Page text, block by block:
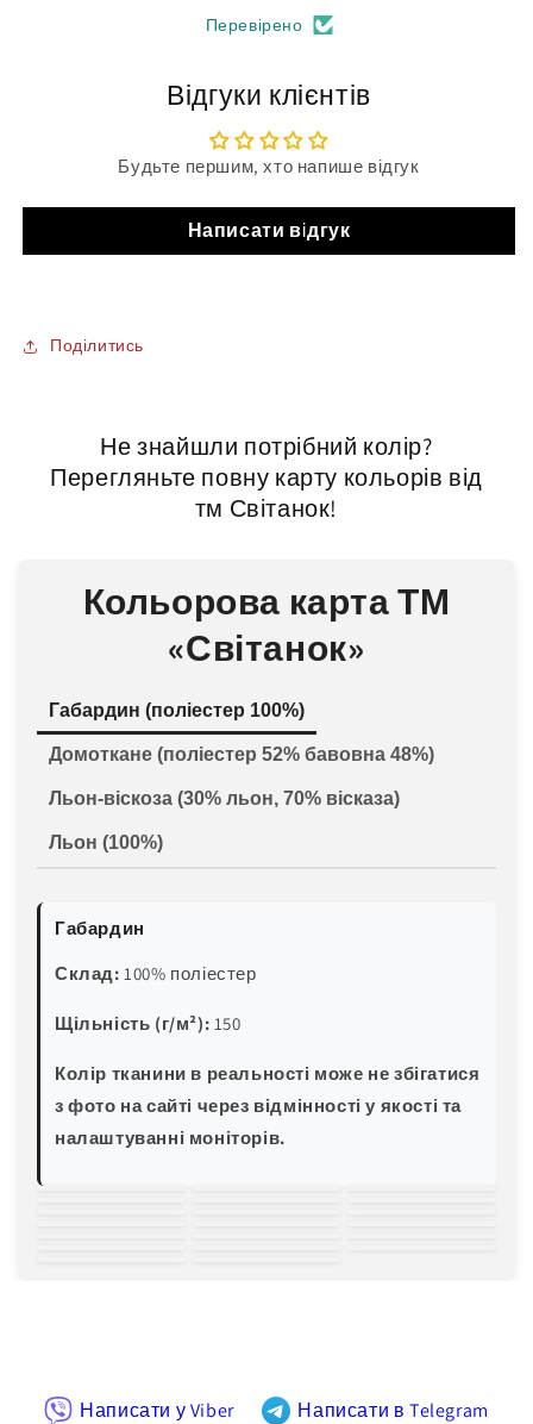
Перевірено
Відгуки клієнтів
Будьте першим, хто напише відгук
Написати відгук
Поділитись
Не знайшли потрібний колір?
Перегляньте повну карту кольорів від
тм Світанок!
Кольорова карта ТМ
«Світанок»
Габардин (поліестер 100%)
Домоткане (поліестер 52% бавовна 48%)
Льон-віскоза (30% льон, 70% вісказа)
Льон (100%)
Габардин
Склад: 100% поліестер
Щільність (г/м²): 150
Колір тканини в реальності може не збігатися
з фото на сайті через відмінності у якості та
налаштуванні моніторів.
Написати у Viber
Написати в Telegram